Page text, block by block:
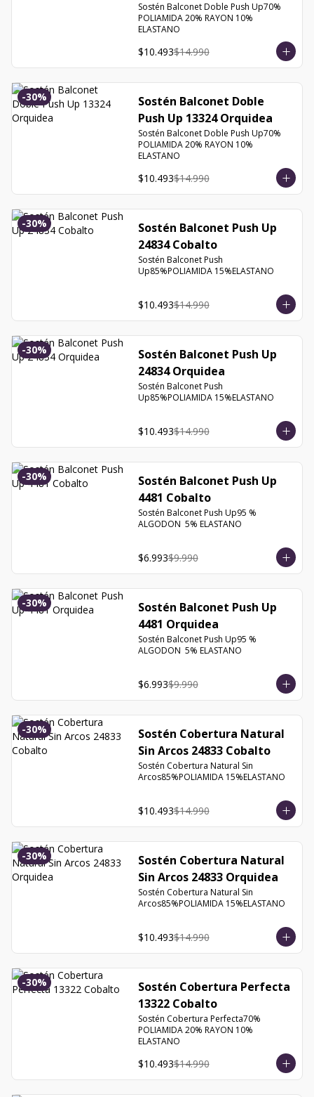
Sostén Balconet Doble Push Up70%
POLIAMIDA 20% RAYON 10%
ELASTANO
$10.493$14.990
-30%
Sostén Balconet Doble
Push Up 13324 Orquidea
Sostén Balconet Doble Push Up70%
POLIAMIDA 20% RAYON 10%
ELASTANO
$10.493$14.990
-30%
Sostén Balconet Push Up
24834 Cobalto
Sostén Balconet Push
Up85%POLIAMIDA 15%ELASTANO
$10.493$14.990
-30%
Sostén Balconet Push Up
24834 Orquidea
Sostén Balconet Push
Up85%POLIAMIDA 15%ELASTANO
$10.493$14.990
-30%
Sostén Balconet Push Up
4481 Cobalto
Sostén Balconet Push Up95 %
ALGODON  5% ELASTANO
$6.993$9.990
-30%
Sostén Balconet Push Up
4481 Orquidea
Sostén Balconet Push Up95 %
ALGODON  5% ELASTANO
$6.993$9.990
-30%
Sostén Cobertura Natural
Sin Arcos 24833 Cobalto
Sostén Cobertura Natural Sin
Arcos85%POLIAMIDA 15%ELASTANO
$10.493$14.990
-30%
Sostén Cobertura Natural
Sin Arcos 24833 Orquidea
Sostén Cobertura Natural Sin
Arcos85%POLIAMIDA 15%ELASTANO
$10.493$14.990
-30%
Sostén Cobertura Perfecta
13322 Cobalto
Sostén Cobertura Perfecta70%
POLIAMIDA 20% RAYON 10%
ELASTANO
$10.493$14.990